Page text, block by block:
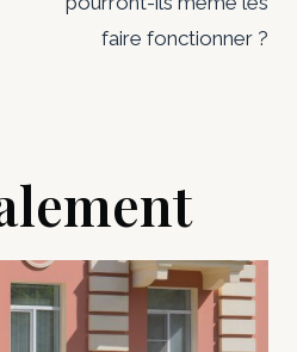
faire fonctionner ?